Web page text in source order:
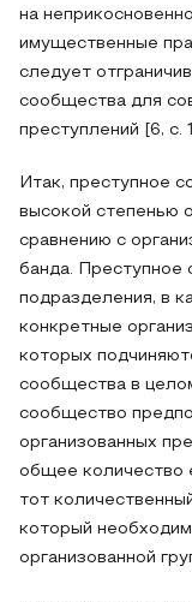
на
имущественные
следует
сообщества для
преступлений [6, с.
Итак, преступное
высокой степенью
сравнению с
банда. Преступное
подразделения, в
конкретные
которых
сообщества в
сообщество
организованных
общее количество
тот
который необходим
организованной